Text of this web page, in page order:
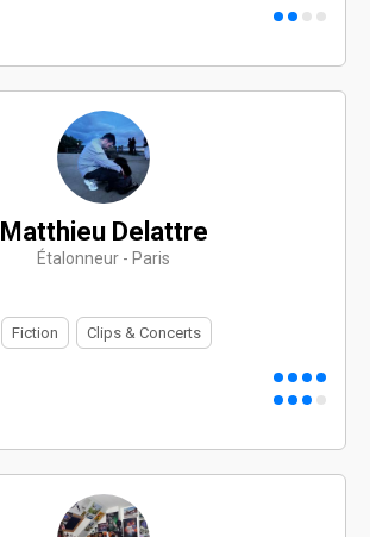
Matthieu Delattre
Étalonneur - Paris
Fiction Clips & Concerts